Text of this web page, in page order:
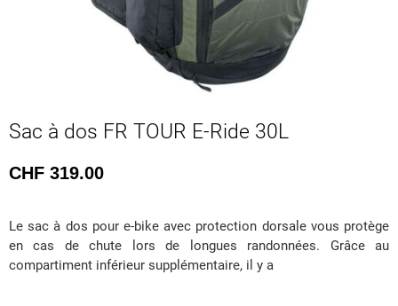
Sac à dos FR TOUR E-Ride 30L
CHF 319.00
Le sac à dos pour e-bike avec protection dorsale vous protège
en cas de chute lors de longues randonnées. Grâce au
compartiment inférieur supplémentaire, il y a